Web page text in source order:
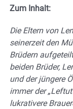
Zum Inhalt:
Die Eltern von
seinerzeit den
Brüdern
beiden Brüder,
und der jüngere
immer der
lukrativere